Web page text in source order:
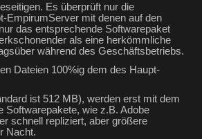
Es überprüft nur die
EmpirumServer mit denen auf den
das entsprechende Softwarepaket
als eine herkömmliche
während des Geschäftsbetriebs.
Dateien 100%ig dem des Haupt-
ist 512 MB), werden erst mit dem
Softwarepakete, wie z.B. Adobe
schnell repliziert, aber größere
Nacht.